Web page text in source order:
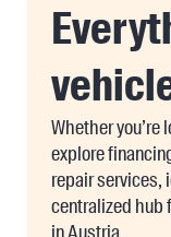
Whether you’re
explore
repair services,
centralized hub